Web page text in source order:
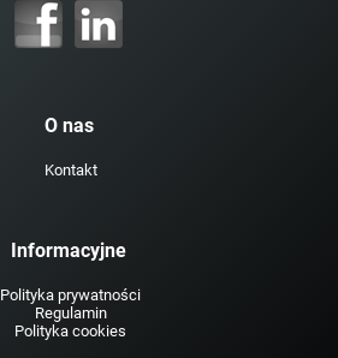
O nas
Kontakt
Informacyjne
Polityka prywatności
Regulamin
Polityka cookies